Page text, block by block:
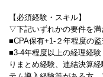
【必須経験・スキル】
▽下記いずれかの要件を満
■CPA保有+1-２年程度の
■3-4年程度以上の経理経
りまとめ経験、連結決算